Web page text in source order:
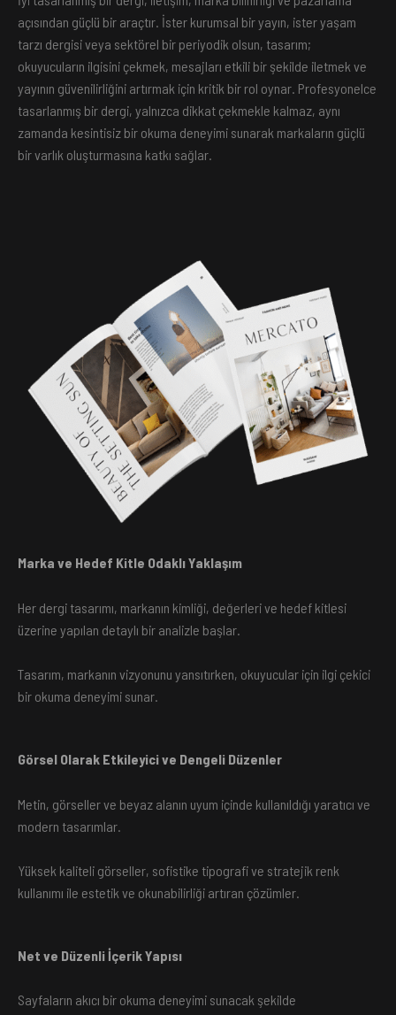
açısından güçlü bir araçtır. İster kurumsal bir yayın, ister yaşam
tarzı dergisi veya sektörel bir periyodik olsun, tasarım;
okuyucuların ilgisini çekmek, mesajları etkili bir şekilde iletmek ve
yayının güvenilirliğini artırmak için kritik bir rol oynar. Profesyonelce
tasarlanmış bir dergi, yalnızca dikkat çekmekle kalmaz, aynı
zamanda kesintisiz bir okuma deneyimi sunarak markaların güçlü
bir varlık oluşturmasına katkı sağlar.
Marka ve Hedef Kitle Odaklı Yaklaşım
Her dergi tasarımı, markanın kimliği, değerleri ve hedef kitlesi
üzerine yapılan detaylı bir analizle başlar.
Tasarım, markanın vizyonunu yansıtırken, okuyucular için ilgi çekici
bir okuma deneyimi sunar.
Görsel Olarak Etkileyici ve Dengeli Düzenler
Metin, görseller ve beyaz alanın uyum içinde kullanıldığı yaratıcı ve
modern tasarımlar.
Yüksek kaliteli görseller, sofistike tipografi ve stratejik renk
kullanımı ile estetik ve okunabilirliği artıran çözümler.
Net ve Düzenli İçerik Yapısı
Sayfaların akıcı bir okuma deneyimi sunacak şekilde